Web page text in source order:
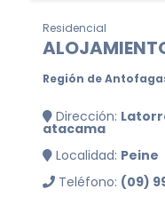
Residencial
Región de
Dirección:
atacama
Localidad: Peine
Teléfono: (09)